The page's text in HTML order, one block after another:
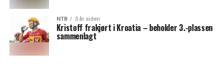
NTB 3 år siden
Kristoff frakjørt i Kroatia – beholder 3.-plassen
sammenlagt